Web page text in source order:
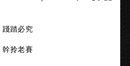
踐踏必究
拎老賽